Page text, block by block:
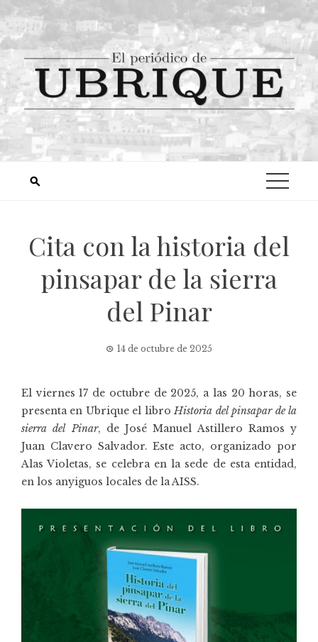
Cita con la historia del
pinsapar de la sierra
del Pinar
14 de octubre de 2025
El viernes 17 de octubre de 2025, a las 20 horas, se
presenta en Ubrique el libroHistoria del pinsapar de la
sierra del Pinar, de José Manuel Astillero Ramos y
Juan Clavero Salvador. Este acto, organizado por
Alas Violetas, se celebra en la sede de esta entidad,
en los anyiguos locales de la AISS.